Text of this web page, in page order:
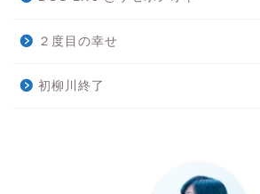
２度目の幸せ
初柳川終了